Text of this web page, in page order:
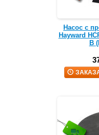
Насос с
Hayward
В